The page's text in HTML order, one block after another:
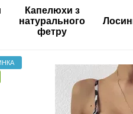
Капелюхи з
натурального
фетру